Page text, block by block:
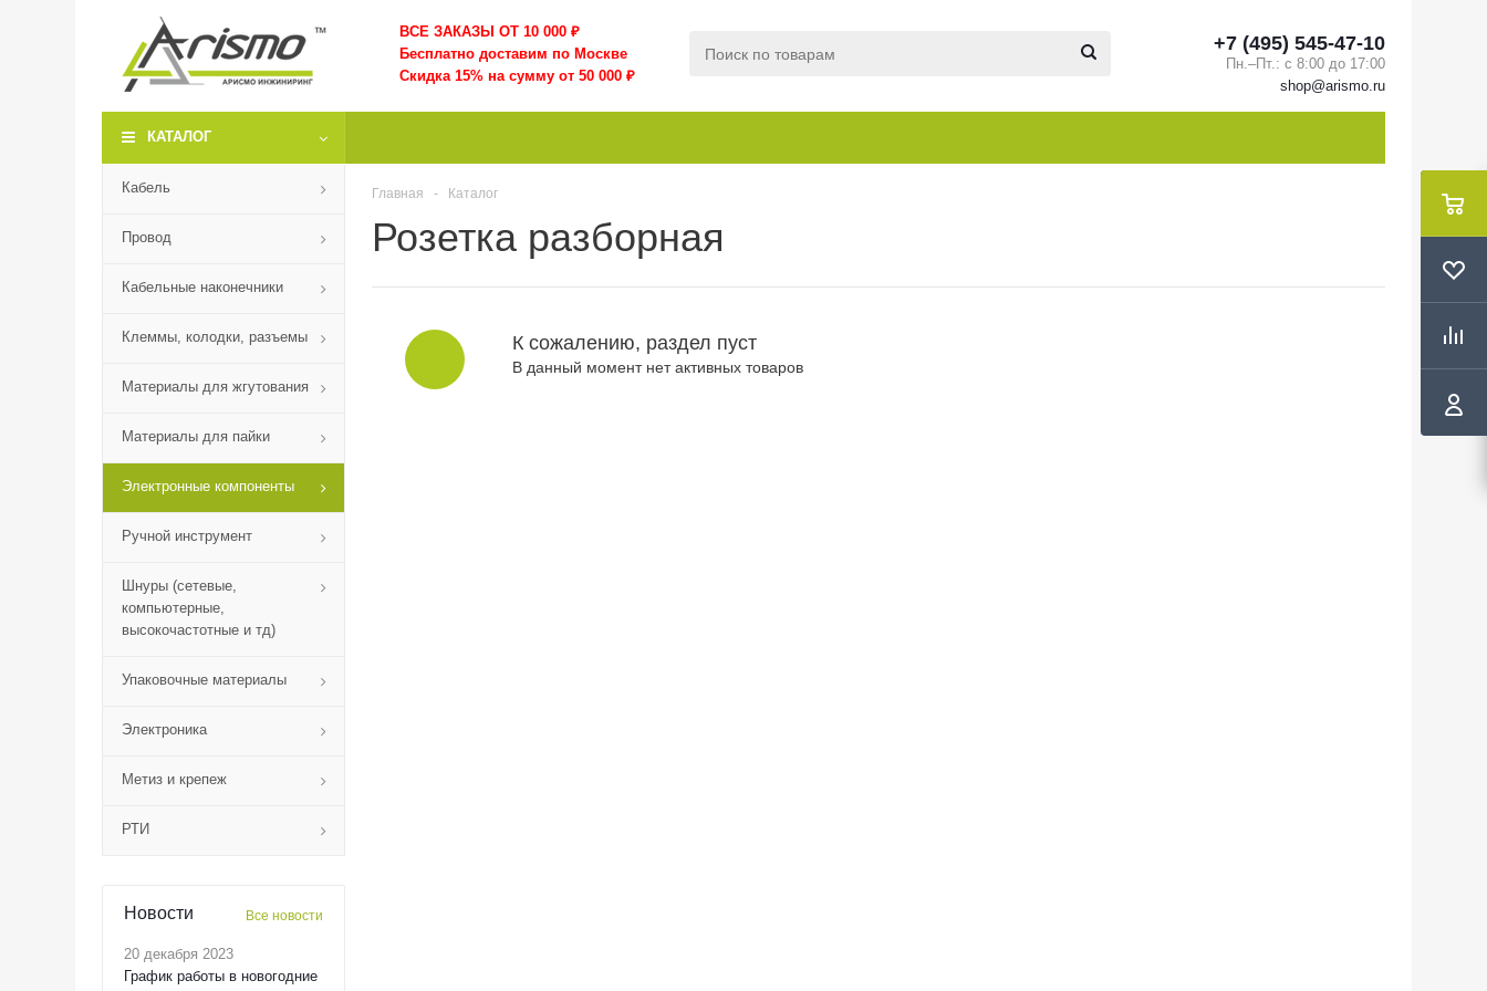
ВСЕ ЗАКАЗЫ ОТ 10 000 ₽
Бесплатно доставим по Москве
Скидка 15% на сумму от 50 000 ₽
+7 (495) 545-47-10
Пн.–Пт.: с 8:00 до 17:00
shop@arismo.ru
КАТАЛОГ
Кабель
Провод
Кабельные наконечники
Клеммы, колодки, разъемы
Материалы для жгутования
Материалы для пайки
Электронные компоненты
Ручной инструмент
Шнуры (сетевые,
компьютерные,
высокочастотные и тд)
Упаковочные материалы
Электроника
Метиз и крепеж
РТИ
Новости Все новости
20 декабря 2023
График работы в новогодние
Главная - Каталог
Розетка разборная
К сожалению, раздел пуст
В данный момент нет активных товаров